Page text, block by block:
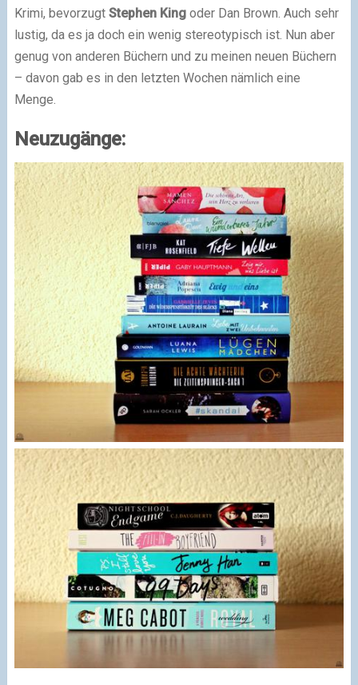
Krimi, bevorzugt Stephen Kingoder Dan Brown. Auch sehr
lustig, da es ja doch ein wenig stereotypisch ist. Nun aber
genug von anderen Büchern und zu meinen neuen Büchern
– davon gab es in den letzten Wochen nämlich eine
Menge.
Neuzugänge: